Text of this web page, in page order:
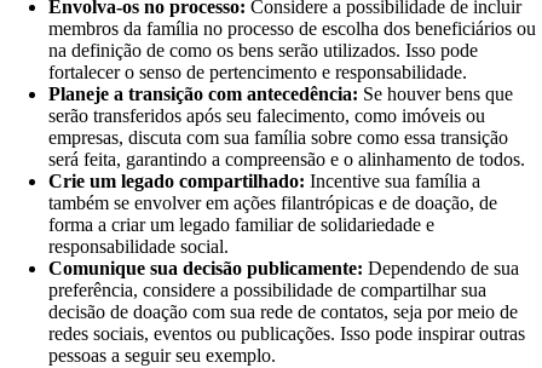
Envolva-os no processo: Considere a possibilidade de incluir
membros da família no processo de escolha dos beneficiários ou
na definição de como os bens serão utilizados. Isso pode
fortalecer o senso de pertencimento e responsabilidade.
Planeje a transição com antecedência: Se houver bens que
serão transferidos após seu falecimento, como imóveis ou
empresas, discuta com sua família sobre como essa transição
será feita, garantindo a compreensão e o alinhamento de todos.
Crie um legado compartilhado: Incentive sua família a
também se envolver em ações filantrópicas e de doação, de
forma a criar um legado familiar de solidariedade e
responsabilidade social.
Comunique sua decisão publicamente: Dependendo de sua
preferência, considere a possibilidade de compartilhar sua
decisão de doação com sua rede de contatos, seja por meio de
redes sociais, eventos ou publicações. Isso pode inspirar outras
pessoas a seguir seu exemplo.